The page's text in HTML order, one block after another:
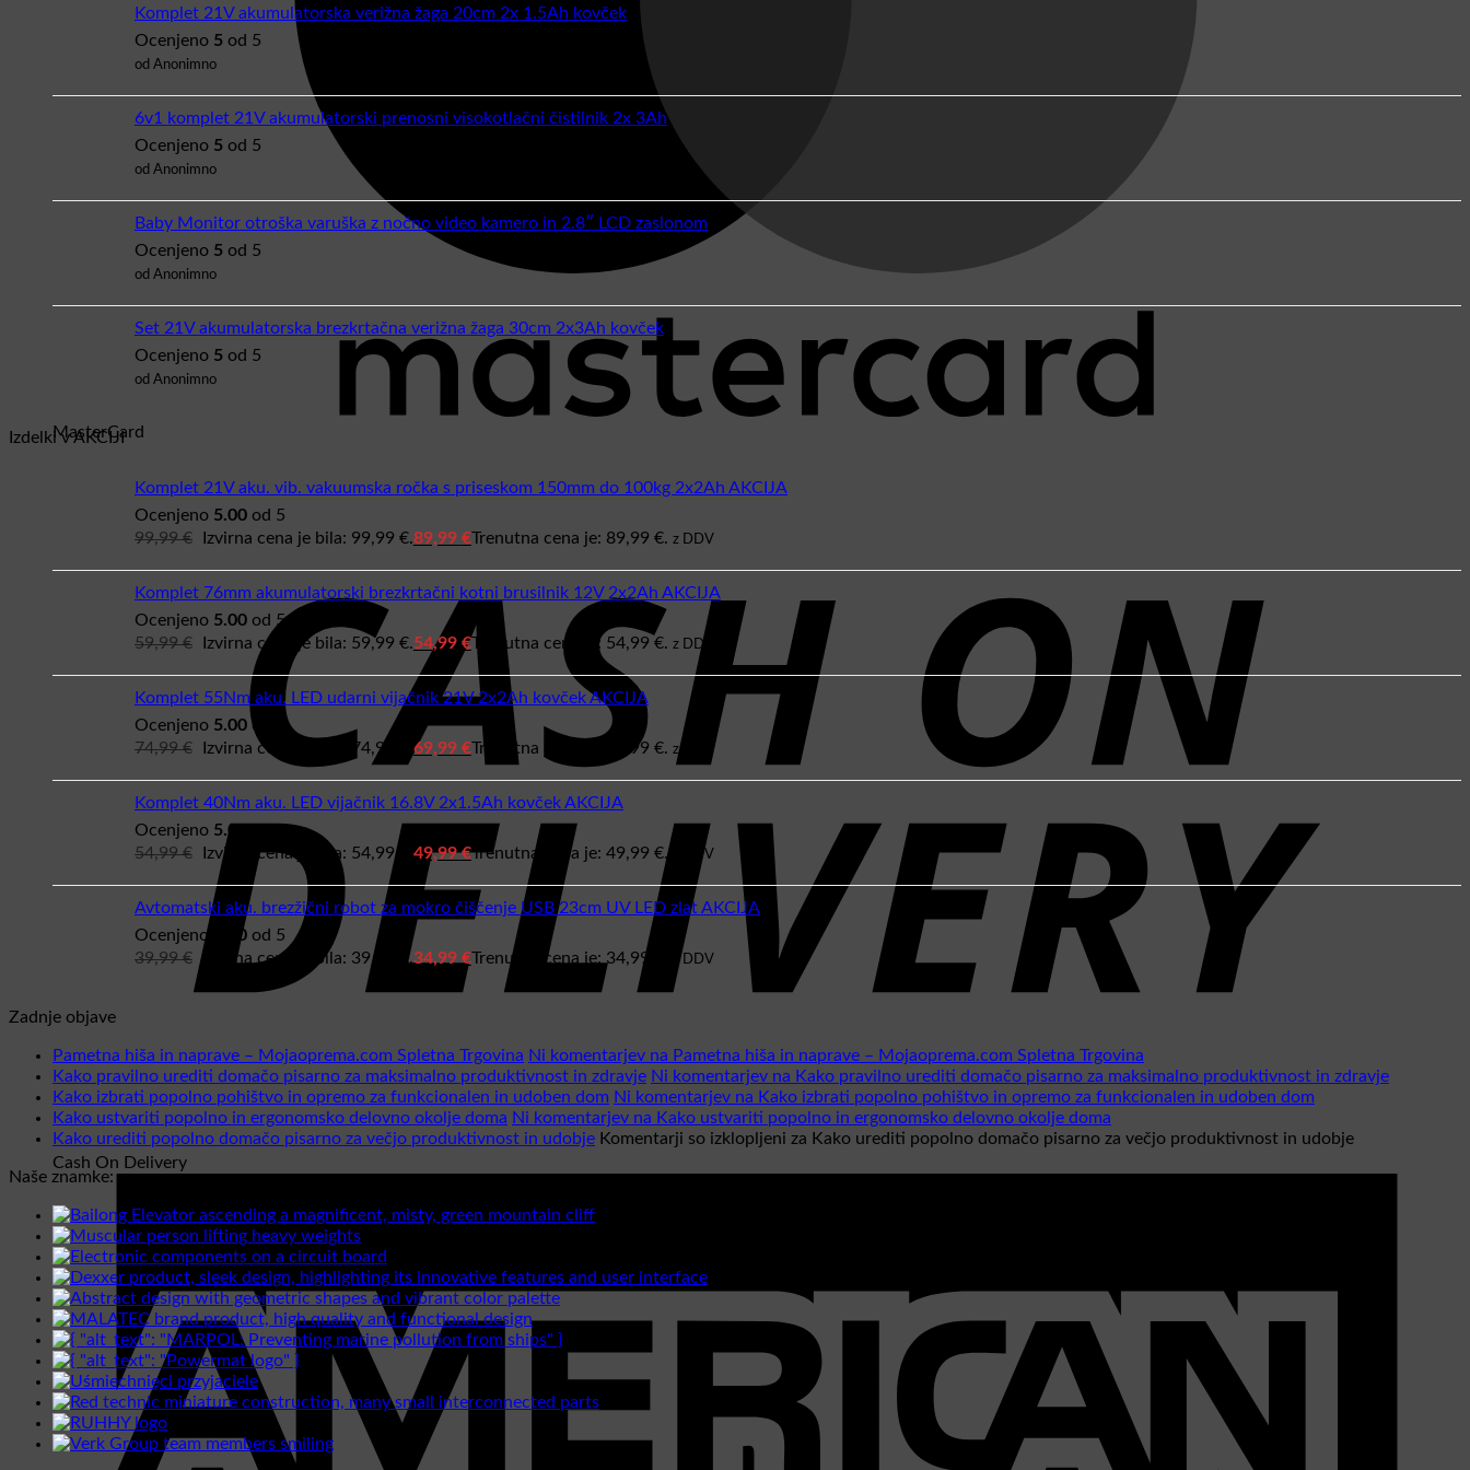
MasterCard
Cash On Delivery
Komplet 21V akumulatorska verižna žaga 20cm 2x 1.5Ah kovček
Ocenjeno 5 od 5
od Anonimno
6v1 komplet 21V akumulatorski prenosni visokotlačni čistilnik 2x 3Ah
Ocenjeno 5 od 5
od Anonimno
Baby Monitor otroška varuška z nočno video kamero in 2.8″ LCD zaslonom
Ocenjeno 5 od 5
od Anonimno
Set 21V akumulatorska brezkrtačna verižna žaga 30cm 2x3Ah kovček
Ocenjeno 5 od 5
od Anonimno
Izdelki v AKCIJI
Komplet 21V aku. vib. vakuumska ročka s priseskom 150mm do 100kg 2x2Ah AKCIJA
Ocenjeno 5.00 od 5
99,99€ Izvirna cena je bila: 99,99 €.89,99 €Trenutna cena je: 89,99 €. z DDV
Komplet 76mm akumulatorski brezkrtačni kotni brusilnik 12V 2x2Ah AKCIJA
Ocenjeno 5.00 od 5
59,99€ Izvirna cena je bila: 59,99 €.54,99 €Trenutna cena je: 54,99 €. z DDV
Komplet 55Nm aku. LED udarni vijačnik 21V 2x2Ah kovček AKCIJA
Ocenjeno 5.00od 5
74,99€ Izvirna cena je bila: 74,99 €. 69,99 €Trenutna cena je: 69,99 €. z DDV
Komplet 40Nm aku. LED vijačnik 16.8V 2x1.5Ah kovček AKCIJA
Ocenjeno 5.00
54,99€ Izvirna cena je bila: 54,99 €. 49,99€Trenutna cena je: 49,99 €. z DDV
Avtomatski aku. brezžični robot za mokro čiščenje USB 23cm UV LED zlat AKCIJA
Ocenjeno
5.00 od 5
39,99€ Izvirna cena je bila: 39,99 €.34,99 €Trenutna cena je: 34,99 €. z DDV
Zadnje objave
Pametna hiša in naprave – Mojaoprema.com Spletna Trgovina Ni komentarjev na Pametna hiša in naprave – Mojaoprema.com Spletna Trgovina
Kako pravilno urediti domačo pisarno za maksimalno produktivnost in zdravje Ni komentarjev na Kako pravilno urediti domačo pisarno za maksimalno produktivnost in zdravje
Kako izbrati popolno pohištvo in opremo za funkcionalen in udoben dom Ni komentarjev na Kako izbrati popolno pohištvo in opremo za funkcionalen in udoben dom
Kako ustvariti popolno in ergonomsko delovno okolje doma Ni komentarjev na Kako ustvariti popolno in ergonomsko delovno okolje doma
Kako urediti popolno domačo pisarno za večjo produktivnost in udobje Komentarji so izklopljeni za Kako urediti popolno domačo pisarno za večjo produktivnost in udobje
Naše znamke: